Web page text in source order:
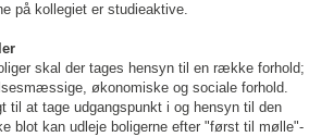
på kollegiet er studieaktive.
skal der tages hensyn til en række forhold;
økonomiske og sociale forhold.
til at tage udgangspunkt i og hensyn til den
blot kan udleje boligerne efter "først til mølle"-